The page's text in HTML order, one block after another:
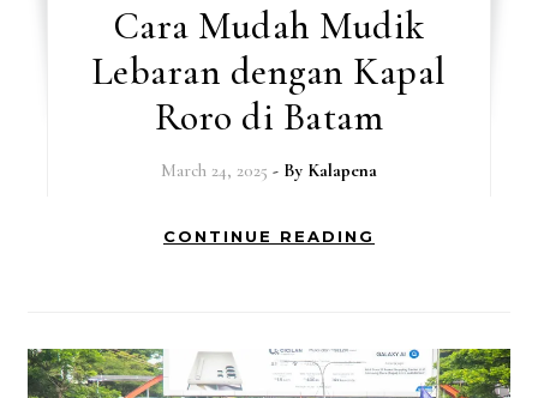
Cara Mudah Mudik
Lebaran dengan Kapal
Roro di Batam
March 24, 2025 - By Kalapena
CONTINUE READING